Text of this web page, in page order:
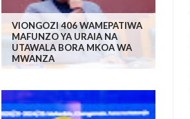
VIONGOZI 406 WAMEPATIWA
MAFUNZO YA URAIA NA
UTAWALA BORA MKOA WA
MWANZA